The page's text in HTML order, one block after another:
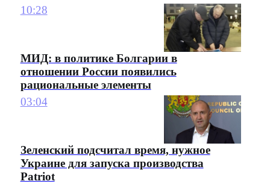
10:28
МИД: в политике Болгарии в
отношении России появились
рациональные элементы
03:04
Зеленский подсчитал время, нужное
Украине для запуска производства
Patriot